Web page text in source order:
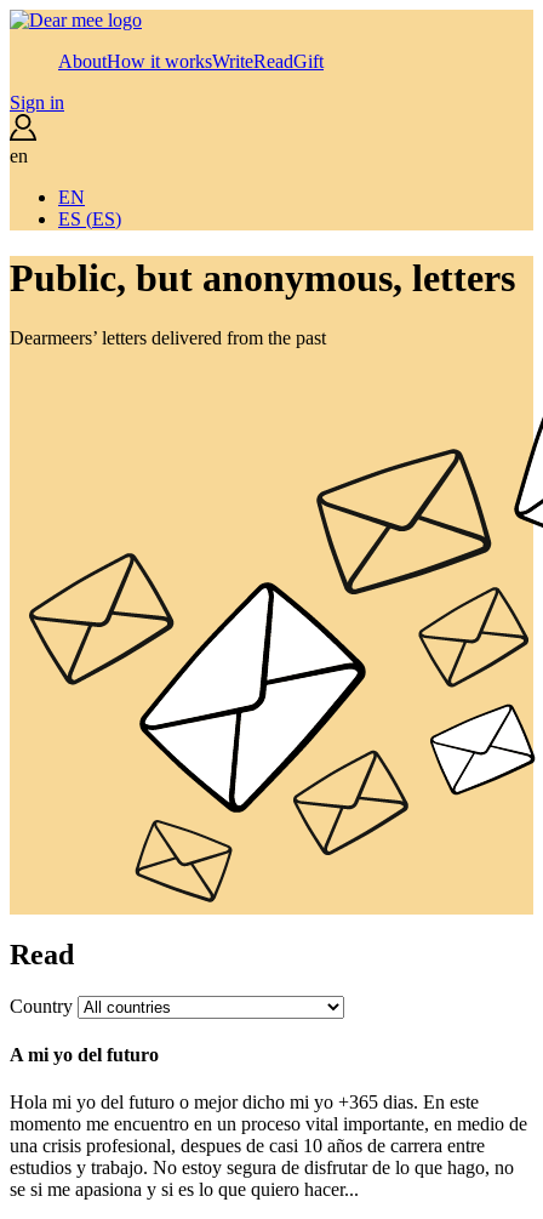
AboutHow it worksWriteReadGift
Sign in
en
EN
ES (ES)
Public, but anonymous, letters
Dearmeers’ letters delivered from the past
Read
Country
A mi yo del futuro
Hola mi yo del futuro o mejor dicho mi yo +365 dias. En este
momento me encuentro en un proceso vital importante, en medio de
una crisis profesional, despues de casi 10 años de carrera entre
estudios y trabajo. No estoy segura de disfrutar de lo que hago, no
se si me apasiona y si es lo que quiero hacer...